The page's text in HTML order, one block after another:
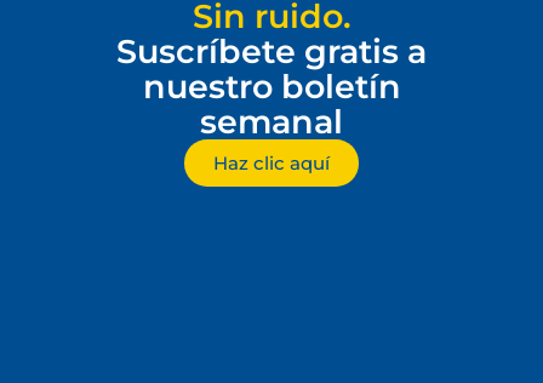
Sin ruido.
Suscríbete gratis a
nuestro boletín
semanal
Haz clic aquí